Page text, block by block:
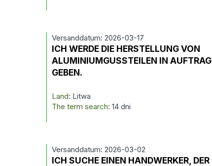
Versanddatum: 2026-03-17
ICH WERDE DIE HERSTELLUNG VON
ALUMINIUMGUSSTEILEN IN AUFTRAG
GEBEN.
Land: Litwa
The term search:14 dni
Versanddatum: 2026-03-02
ICH SUCHE EINEN HANDWERKER, DER